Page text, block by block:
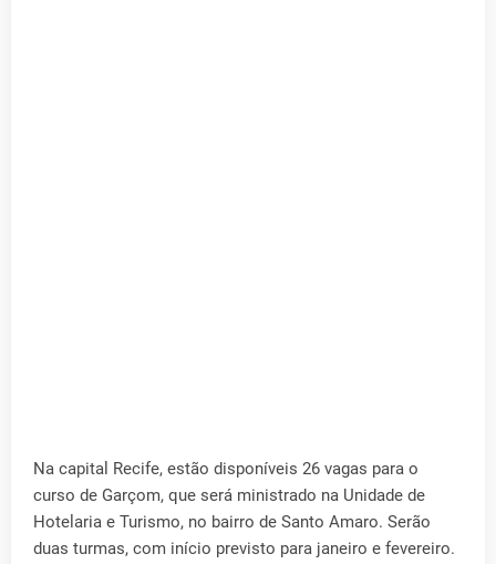
Na capital Recife, estão disponíveis 26 vagas para o
curso de Garçom, que será ministrado na Unidade de
Hotelaria e Turismo, no bairro de Santo Amaro. Serão
duas turmas, com início previsto para janeiro e fevereiro.